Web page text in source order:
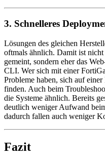
3. Schnelleres
Lösungen des gleichen
oftmals ähnlich. Damit ist
gemeint, sondern eher das
CLI. Wer sich mit einer
Probleme haben, sich auf
finden. Auch beim
die Systeme ähnlich. Bereits
deutlich weniger Aufwand
dadurch fallen auch weniger
Fazit